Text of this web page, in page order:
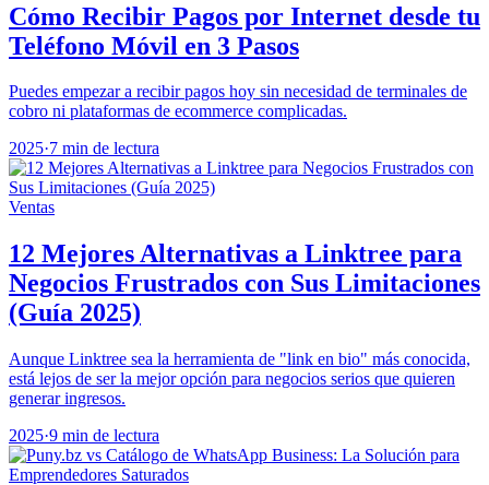
Cómo Recibir Pagos por Internet desde tu
Teléfono Móvil en 3 Pasos
Puedes empezar a recibir pagos hoy sin necesidad de terminales de
cobro ni plataformas de ecommerce complicadas.
2025·7 min de lectura
Ventas
12 Mejores Alternativas a Linktree para
Negocios Frustrados con Sus Limitaciones
(Guía 2025)
Aunque Linktree sea la herramienta de "link en bio" más conocida,
está lejos de ser la mejor opción para negocios serios que quieren
generar ingresos.
2025·9 min de lectura